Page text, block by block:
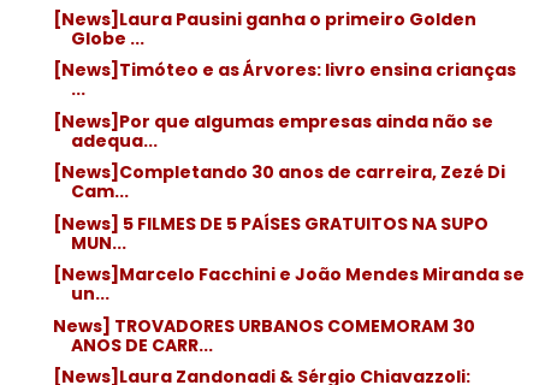
[News]Laura Pausini ganha o primeiro Golden
Globe ...
[News]Timóteo e as Árvores: livro ensina crianças
...
[News]Por que algumas empresas ainda não se
adequa...
[News]Completando 30 anos de carreira, Zezé Di
Cam...
[News] 5 FILMES DE 5 PAÍSES GRATUITOS NA SUPO
MUN...
[News]Marcelo Facchini e João Mendes Miranda se
un...
News] TROVADORES URBANOS COMEMORAM 30
ANOS DE CARR...
[News]Laura Zandonadi & Sérgio Chiavazzoli: